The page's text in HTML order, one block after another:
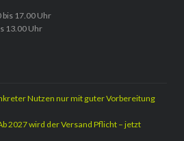
17.00 Uhr
Uhr
Nutzen nur mit guter Vorbereitung
2027 wird der Versand Pflicht – jetzt